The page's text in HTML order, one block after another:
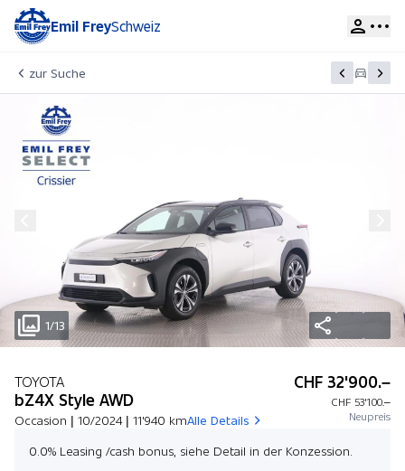
Emil FreySchweiz
zur Suche
1/13
TOYOTA
bZ4X Style AWD
Occasion | 10/2024 | 11'940 kmAlle Details
CHF 32'900.–
CHF 53'100.–
Neupreis
0.0% Leasing /cash bonus, siehe Detail in der Konzession.